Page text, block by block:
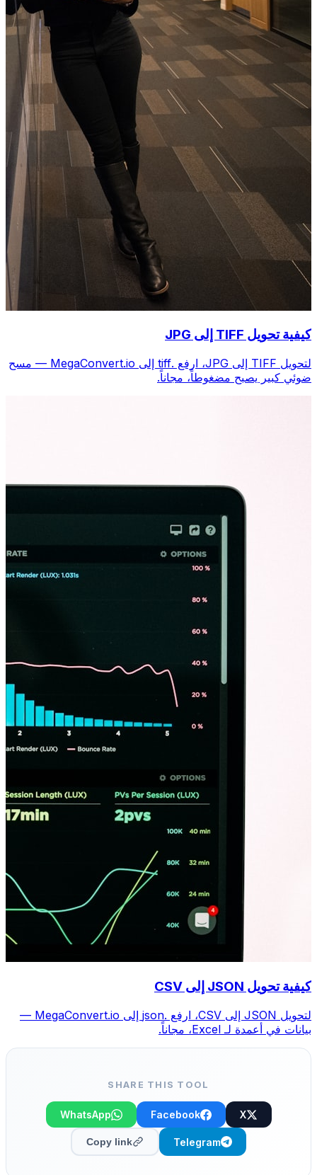
كيفية تحويل TIFF إلى JPG
لتحويل TIFF إلى JPG، ارفع .tiff إلى MegaConvert.io — مسح
ضوئي كبير يصبح مضغوطاً، مجاناً.
كيفية تحويل JSON إلى CSV
لتحويل JSON إلى CSV، ارفع .json إلى MegaConvert.io —
بيانات في أعمدة لـ Excel، مجاناً.
SHARE THIS TOOL
X
Facebook
WhatsApp
Telegram
Copy link